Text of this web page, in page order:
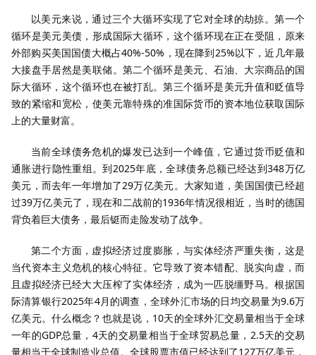
以美元来说，通过三个大循环实现了它对全球的劫掠。第一个
循环是美元美债，形成国际大循环，这个循环现在正在受阻，原来
外部购买美国国债大概占40%-50%，现在降到25%以下，近几年最
大接盘手居然是美联储。第二个循环是美元、石油、大宗商品的国
际大循环，这个循环也在被打乱。第三个循环是美元升值和贬值导
致的紧缩和宽松，使美元靠特殊的准国际货币的资本地位获取国际
上的大量财富。
当前全球债务危机的爆发已达到一个峰值，它通过货币贬值和
通胀进行隐性重组。到2025年底，全球债务总额已经达到348万亿
美元，而去年一年增加了29万亿美元。大家知道，美国国债已经超
过39万亿美元了，现在和二战前的1936年情况很相近，当时的德国
背负着巨大债务，最后铤而走险发动了战争。
第二个方面，虚拟经济过度膨胀，与实体经济严重失衡，这是
当代资本主义危机的核心特征。它导致了资本错配、脱实向虚，而
且虚拟经济已经大大压榨了实体经济，成为一匹脱缰野马。根据国
际清算银行2025年4月的调查，全球外汇市场的日均交易量为9.6万
亿美元。什么概念？也就是说，10天的全球外汇交易量相当于全球
一年的GDP总量，4天的交易量相当于全球贸易总量，2.5天的交易
量相当于全球制造业总值。全球股票市值已经达到了127万亿美元，